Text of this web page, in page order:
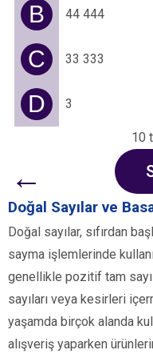
B 44 444
C 33 333
D 3
10
←
Doğal Sayılar ve
Doğal sayılar, sıfırdan
sayma işlemlerinde
genellikle pozitif tam
sayıları veya kesirleri
yaşamda birçok alanda
alışveriş yaparken